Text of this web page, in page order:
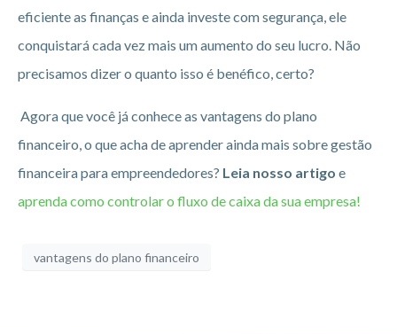
eficiente as finanças e ainda investe com segurança, ele
conquistará cada vez mais um aumento do seu lucro. Não
precisamos dizer o quanto isso é benéfico, certo?
Agora que você já conhece as vantagens do plano
financeiro, o que acha de aprender ainda mais sobre gestão
financeira para empreendedores? Leia nosso artigo e
aprenda como controlar o fluxo de caixa da sua empresa!
vantagens do plano financeiro